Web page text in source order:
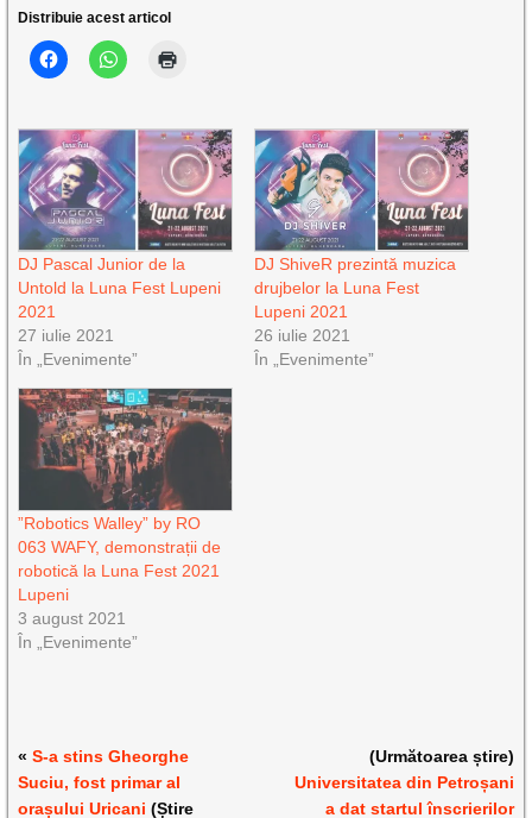
Distribuie acest articol
DJ Pascal Junior de la
Untold la Luna Fest Lupeni
2021
27 iulie 2021
În „Evenimente”
DJ ShiveR prezintă muzica
drujbelor la Luna Fest
Lupeni 2021
26 iulie 2021
În „Evenimente”
”Robotics Walley” by RO
063 WAFY, demonstrații de
robotică la Luna Fest 2021
Lupeni
3 august 2021
În „Evenimente”
«S-a stins Gheorghe
Suciu, fost primar al
orașului Uricani (Știre
(Următoarea știre)
Universitatea din Petroșani
a dat startul înscrierilor